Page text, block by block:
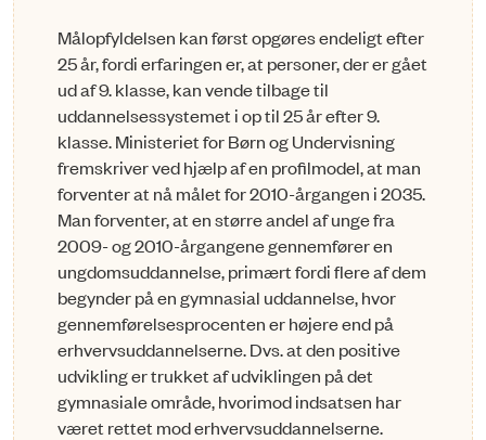
Målopfyldelsen kan først opgøres endeligt efter
25 år, fordi erfaringen er, at personer, der er gået
ud af 9. klasse, kan vende tilbage til
uddannelsessystemet i op til 25 år efter 9.
klasse. Ministeriet for Børn og Undervisning
fremskriver ved hjælp af en profilmodel, at man
forventer at nå målet for 2010-årgangen i 2035.
Man forventer, at en større andel af unge fra
2009- og 2010-årgangene gennemfører en
ungdomsuddan­nelse, primært fordi flere af dem
begynder på en gymnasial uddannelse, hvor
gennemførelsesprocenten er højere end på
erhvervsuddannelserne. Dvs. at den positive
udvikling er trukket af udviklingen på det
gymnasiale område, hvorimod indsatsen har
været rettet mod erhvervsuddannelserne.